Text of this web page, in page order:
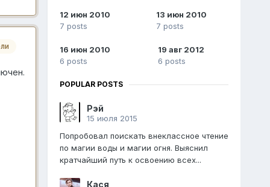
12 июн 2010
7 posts
13 июн 2010
7 posts
16 июн 2010
6 posts
19 авг 2012
6 posts
POPULAR POSTS
Рэй
15 июля 2015
Попробовал поискать внеклассное чтение
по магии воды и магии огня. Выяснил
кратчайший путь к освоению всех...
Кася